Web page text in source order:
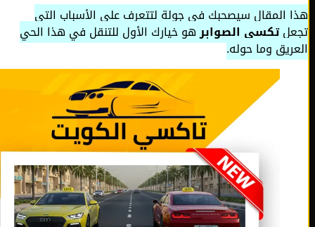
المقال سيصحبك في جولة لتتعرف على الأسباب التي
تكسي الصوابرهو خيارك الأول للتنقل في هذا الحي
وما حوله.